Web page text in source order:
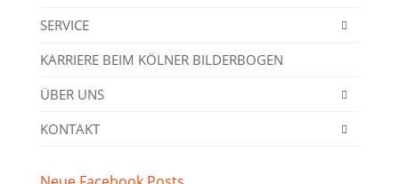
SERVICE
KARRIERE BEIM KÖLNER BILDERBOGEN
ÜBER UNS
KONTAKT